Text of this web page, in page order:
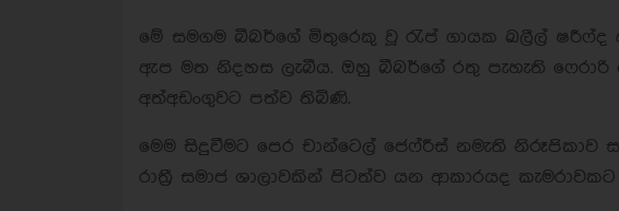
මේ සමගම බීබර්ගේ මිතුරෙකු වූ රැප් ගායක ඛලීල් ෂරීෆ්ද
ඇප මත නිදහස ලැබීය. ඔහු බීබර්ගේ රතු පැහැති
අත්අඩංගුවට පත්ව තිබිණි.
මෙම සිදුවීමට පෙර චාන්ටෙල් ජෙෆ්රීස් නමැති නිරූපිකාව
රාත්‍රී සමාජ ශාලාවකින් පිටත්ව යන ආකාරයද